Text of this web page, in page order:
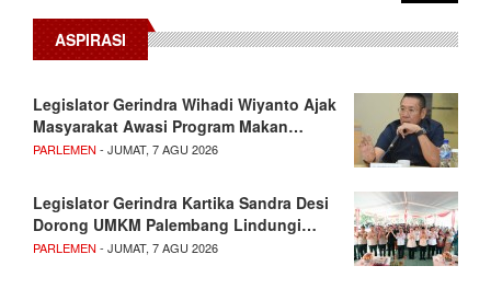
ASPIRASI
Legislator Gerindra Wihadi Wiyanto Ajak
Masyarakat Awasi Program Makan…
PARLEMEN - JUMAT, 7 AGU 2026
Legislator Gerindra Kartika Sandra Desi
Dorong UMKM Palembang Lindungi…
PARLEMEN - JUMAT, 7 AGU 2026